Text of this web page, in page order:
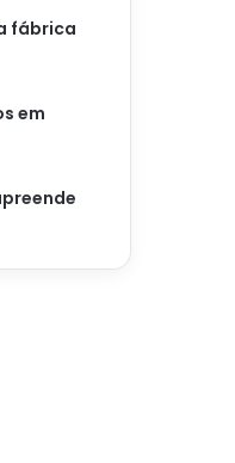
fábrica
em